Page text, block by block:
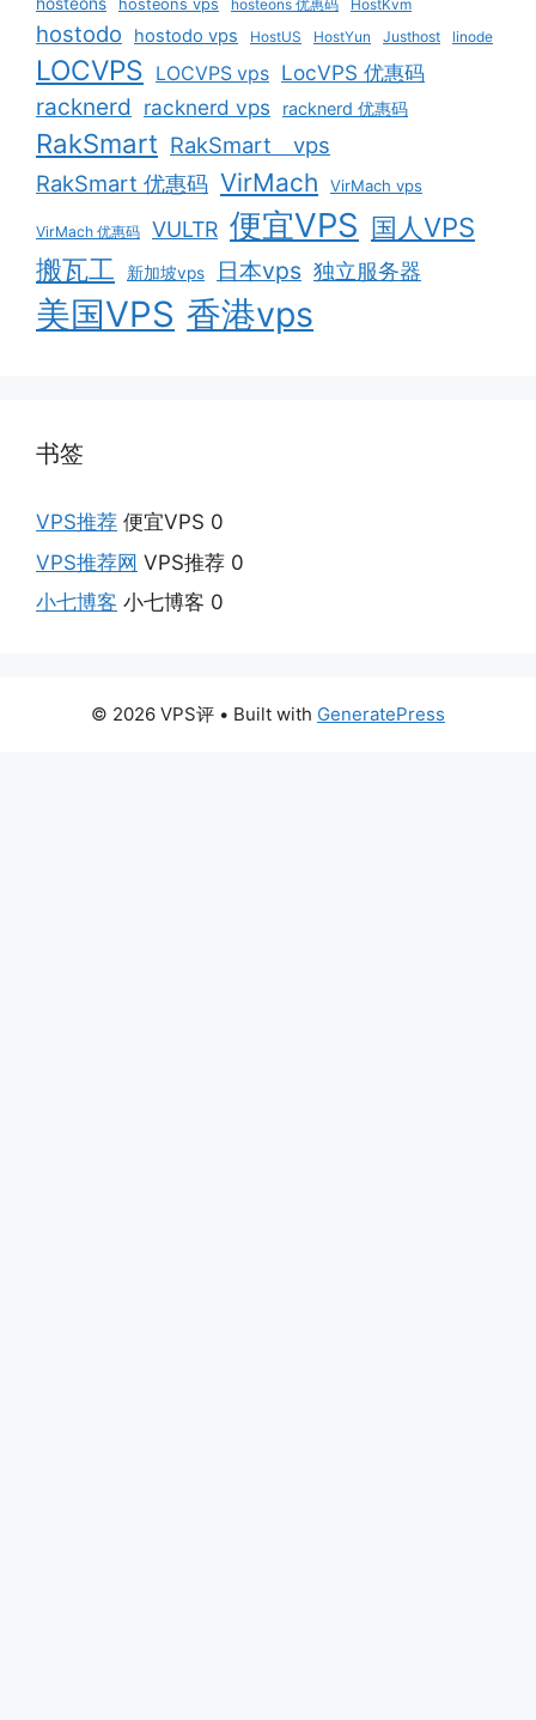
hosteons vps hosteons 优惠码 HostKvm
hostodo hostodo vps HostUS HostYun Justhost linode
LOCVPS LOCVPS vps LocVPS 优惠码
racknerd racknerd vps racknerd 优惠码
RakSmart RakSmart vps
RakSmart 优惠码 VirMach VirMach vps
VirMach 优惠码 VULTR 便宜VPS 国人VPS
搬瓦工
新加坡vps 日本vps 独立服务器
美国VPS 香港vps
书签
VPS推荐 便宜VPS 0
VPS推荐网 VPS推荐 0
小七博客 小七博客 0
© 2026 VPS评 • Built with GeneratePress